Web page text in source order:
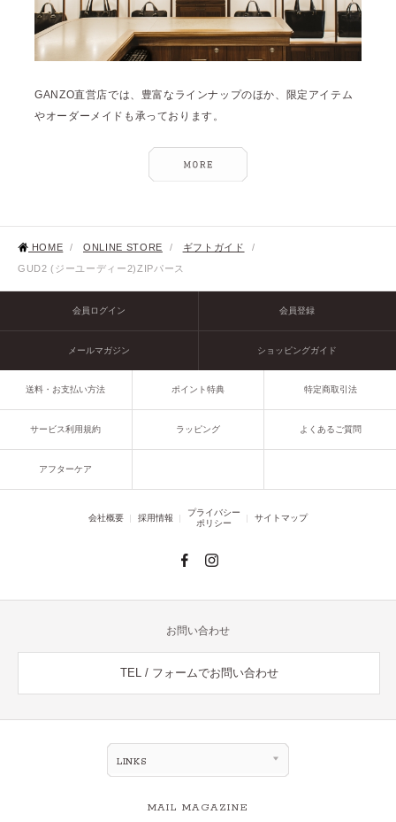
GANZO直営店では、豊富なラインナップのほか、限定アイテム
やオーダーメイドも承っております。
HOME / ONLINE STORE / ギフトガイド
/
GUD2 (ジーユーディー2)ZIPパース
会員ログイン 会員登録
メールマガジン ショッピングガイド
送料・お支払い方法 ポイント特典 特定商取引法
サービス利用規約 ラッピング よくあるご質問
アフターケア
会社概要 採用情報
プライバシー
ポリシー
サイトマップ
お問い合わせ
TEL / フォームでお問い合わせ
LINKS
MAIL MAGAZINE